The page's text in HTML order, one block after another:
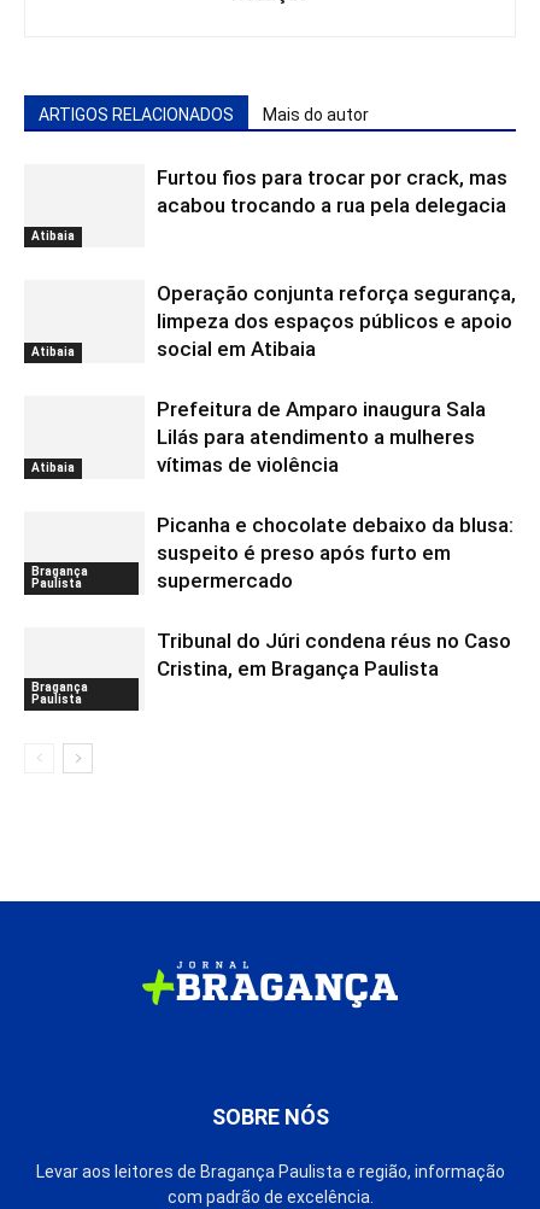
ARTIGOS RELACIONADOS Mais do autor
Atibaia
Furtou fios para trocar por crack, mas
acabou trocando a rua pela delegacia
Atibaia
Operação conjunta reforça segurança,
limpeza dos espaços públicos e apoio
social em Atibaia
Atibaia
Prefeitura de Amparo inaugura Sala
Lilás para atendimento a mulheres
vítimas de violência
Bragança
Paulista
Picanha e chocolate debaixo da blusa:
suspeito é preso após furto em
supermercado
Bragança
Paulista
Tribunal do Júri condena réus no Caso
Cristina, em Bragança Paulista
SOBRE NÓS
Levar aos leitores de Bragança Paulista e região, informação
com padrão de excelência.